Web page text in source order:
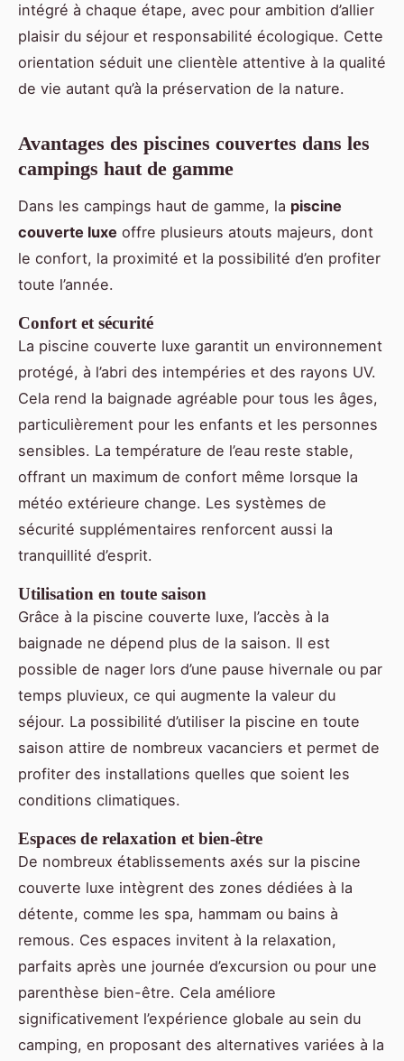
intégré à chaque étape, avec pour ambition d’allier
plaisir du séjour et responsabilité écologique. Cette
orientation séduit une clientèle attentive à la qualité
de vie autant qu’à la préservation de la nature.
Avantages des piscines couvertes dans les
campings haut de gamme
Dans les campings haut de gamme, la piscine
couverte luxe offre plusieurs atouts majeurs, dont
le confort, la proximité et la possibilité d’en profiter
toute l’année.
Confort et sécurité
La piscine couverte luxe garantit un environnement
protégé, à l’abri des intempéries et des rayons UV.
Cela rend la baignade agréable pour tous les âges,
particulièrement pour les enfants et les personnes
sensibles. La température de l’eau reste stable,
offrant un maximum de confort même lorsque la
météo extérieure change. Les systèmes de
sécurité supplémentaires renforcent aussi la
tranquillité d’esprit.
Utilisation en toute saison
Grâce à la piscine couverte luxe, l’accès à la
baignade ne dépend plus de la saison. Il est
possible de nager lors d’une pause hivernale ou par
temps pluvieux, ce qui augmente la valeur du
séjour. La possibilité d’utiliser la piscine en toute
saison attire de nombreux vacanciers et permet de
profiter des installations quelles que soient les
conditions climatiques.
Espaces de relaxation et bien-être
De nombreux établissements axés sur la piscine
couverte luxe intègrent des zones dédiées à la
détente, comme les spa, hammam ou bains à
remous. Ces espaces invitent à la relaxation,
parfaits après une journée d’excursion ou pour une
parenthèse bien-être. Cela améliore
significativement l’expérience globale au sein du
camping, en proposant des alternatives variées à la